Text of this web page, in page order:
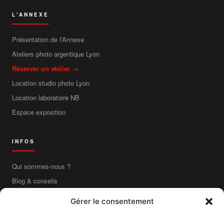
Gérer le consentement
L'ANNEXE
Présentation de l'Annexe
Ateliers photo argentique Lyon
Réserver un atelier →
Location studio photo Lyon
Location laboratoire NB
Espace exposition
INFOS
Qui sommes-nous ?
Blog & conseils